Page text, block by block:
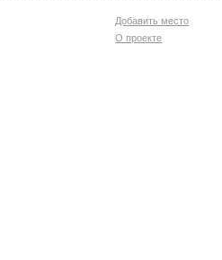
Добавить место
О проекте